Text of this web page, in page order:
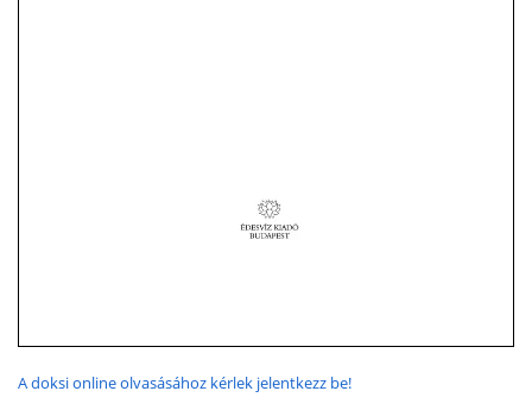
A doksi online olvasásához kérlek jelentkezz be!